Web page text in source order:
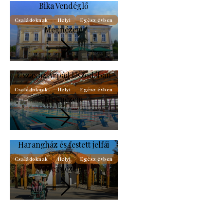
Bika Vendéglő
Családoknak Helyi Egész évben
Megnézem
Úszás az Árpád Uszodában
Családoknak Helyi Egész évben
Megnézem
Harangház és festett jelfái
Családoknak Helyi Egész évben
Megnézem